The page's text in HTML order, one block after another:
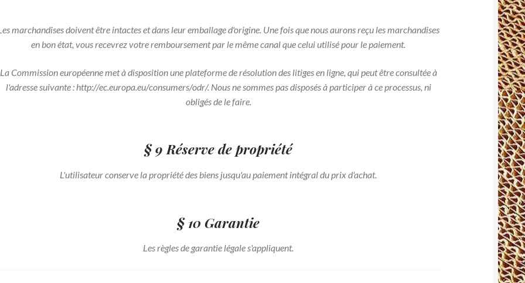
marchandises doivent être intactes et dans leur emballage d'origine. Une fois que nous aurons reçu les marchandises
en bon état, vous recevrez votre remboursement par le même canal que celui utilisé pour le paiement.
La Commission européenne met à disposition une plateforme de résolution des litiges en ligne, qui peut être consultée à
l'adresse suivante : http://ec.europa.eu/consumers/odr/. Nous ne sommes pas disposés à participer à ce processus, ni
obligés de le faire.
§ 9 Réserve de propriété
L'utilisateur conserve la propriété des biens jusqu'au paiement intégral du prix d'achat.
§ 10 Garantie
Les règles de garantie légale s'appliquent.